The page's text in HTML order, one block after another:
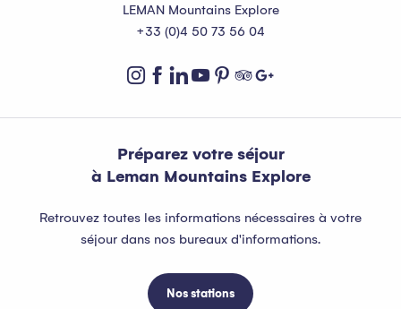
LEMAN Mountains Explore
+33 (0)4 50 73 56 04
Préparez votre séjour
à Leman Mountains Explore
Retrouvez toutes les informations nécessaires à votre
séjour dans nos bureaux d'informations.
Nos stations